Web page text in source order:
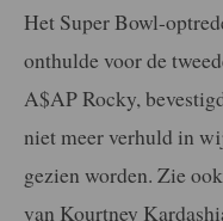
Het Super Bowl-
onthulde voor de
A$AP Rocky,
niet meer verhuld in
gezien worden. Zie
van Kourtney